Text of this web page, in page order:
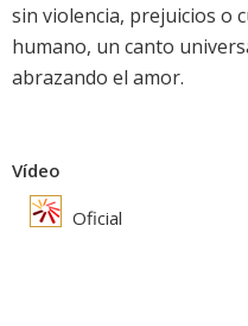
sin violencia, prejuicios o
humano, un canto
abrazando el amor.
Vídeo
Oficial